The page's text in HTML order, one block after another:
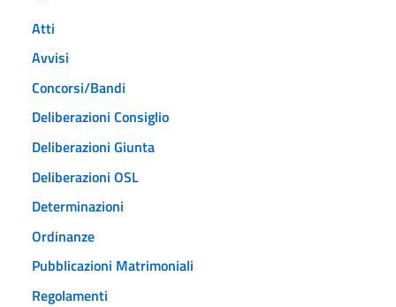
Atti
Avvisi
Concorsi/Bandi
Deliberazioni Consiglio
Deliberazioni Giunta
Deliberazioni OSL
Determinazioni
Ordinanze
Pubblicazioni Matrimoniali
Regolamenti